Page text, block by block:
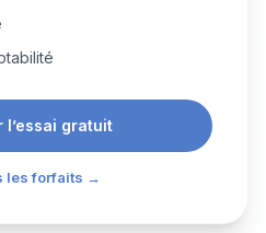
l’essai gratuit
les forfaits →